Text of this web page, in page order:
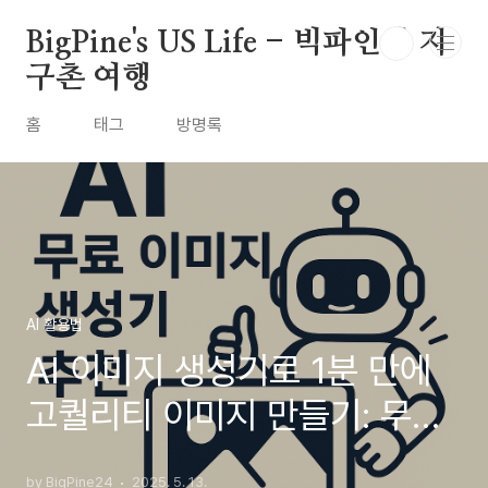
BigPine's US Life - 빅파인의 지
구촌 여행
홈 태그 방명록
AI 활용법
AI 이미지 생성기로 1분 만에
고퀄리티 이미지 만들기: 무료
AI 이미지 생성 사이트 3곳 추
by BigPine24 2025. 5. 13.